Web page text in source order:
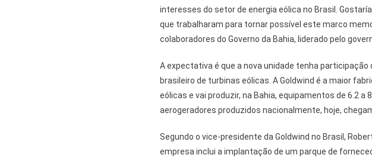
interesses do setor de energia eólica no Brasil.
que trabalharam para tornar possível este marco
colaboradores do Governo da Bahia, liderado pelo
A expectativa é que a nova unidade tenha participação
brasileiro de turbinas eólicas. A Goldwind é a maior
eólicas e vai produzir, na Bahia, equipamentos de 6.2 a
aerogeradores produzidos nacionalmente, hoje,
Segundo o vice-presidente da Goldwind no Brasil,
empresa inclui a implantação de um parque de